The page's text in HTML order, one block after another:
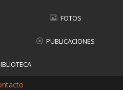
FOTOS
PUBLICACIONES